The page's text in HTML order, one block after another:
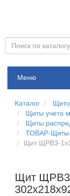
Меню
Каталог
Щиты учета
Щиты
ТОВАР-Щиты
Щит ЩРВ3-
Щит